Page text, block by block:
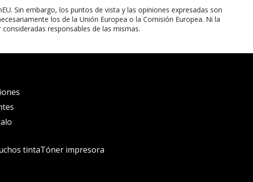
Sin embargo, los puntos de vista y las opiniones expresadas son
los de la Unión Europea o la Comisión Europea. Ni la
responsables de las mismas.
tintaTóner impresora